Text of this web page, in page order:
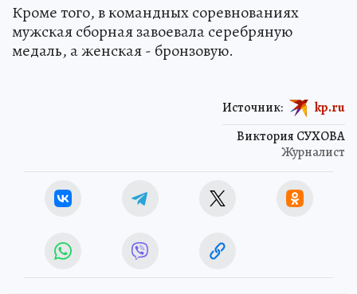
Кроме того, в командных соревнованиях
мужская сборная завоевала серебряную
медаль, а женская - бронзовую.
Виктория СУХОВА
Журналист
Источник: kp.ru